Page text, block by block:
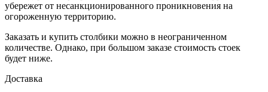
убережет от несанкционированного проникновения на
огороженную территорию.
Заказать и купить столбики можно в неограниченном
количестве. Однако, при большом заказе стоимость стоек
будет ниже.
Доставка